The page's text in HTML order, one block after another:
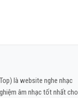
là website nghe nhạc
âm nhạc tốt nhất cho